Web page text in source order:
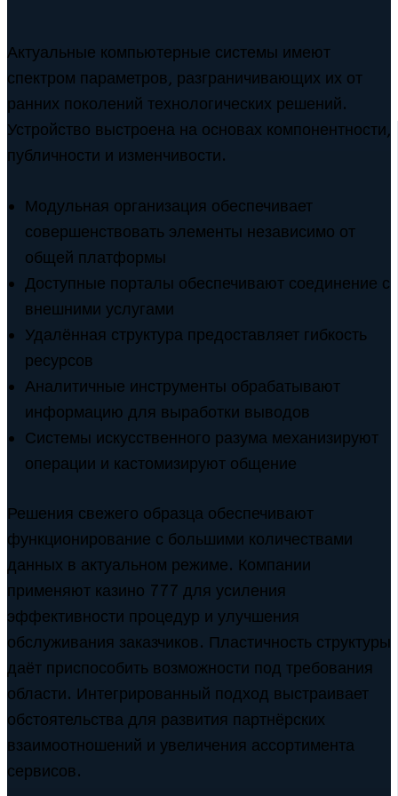
Актуальные компьютерные системы имеют
спектром параметров, разграничивающих их от
ранних поколений технологических решений.
Устройство выстроена на основах компонентности,
публичности и изменчивости.
Модульная организация обеспечивает
совершенствовать элементы независимо от
общей платформы
Доступные порталы обеспечивают соединение с
внешними услугами
Удалённая структура предоставляет гибкость
ресурсов
Аналитичные инструменты обрабатывают
информацию для выработки выводов
Системы искусственного разума механизируют
операции и кастомизируют общение
Решения свежего образца обеспечивают
функционирование с большими количествами
данных в актуальном режиме. Компании
применяют казино 777 для усиления
эффективности процедур и улучшения
обслуживания заказчиков. Пластичность структуры
даёт приспособить возможности под требования
области. Интегрированный подход выстраивает
обстоятельства для развития партнёрских
взаимоотношений и увеличения ассортимента
сервисов.